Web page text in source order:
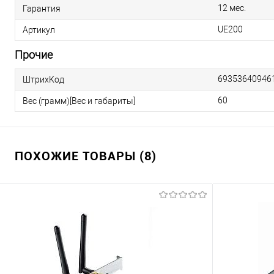
Гарантия 12 мес.
Артикул UE200
Прочие
ШтрихКод
Вес (грамм)[Вес и габариты] 60
ПОХОЖИЕ ТОВАРЫ (8)